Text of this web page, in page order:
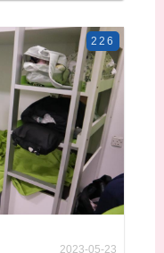
226
2023-05-23